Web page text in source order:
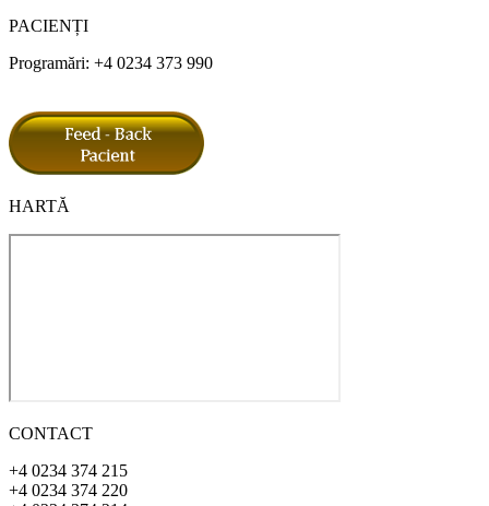
PACIENȚI
Programări: +4 0234 373 990
HARTĂ
CONTACT
+4 0234 374 215
+4 0234 374 220